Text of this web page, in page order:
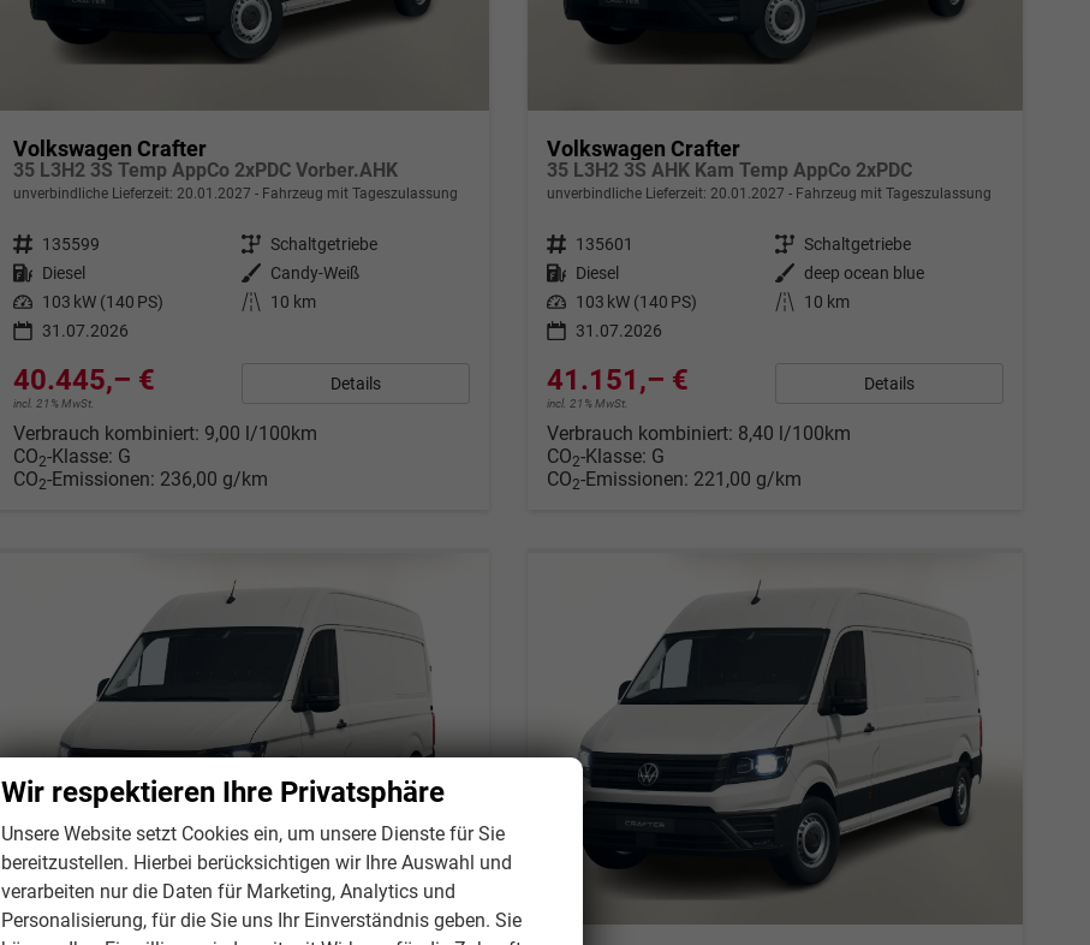
Volkswagen Crafter
35 L3H2 3S Temp AppCo 2xPDC Vorber.AHK
unverbindliche Lieferzeit: 20.01.2027 Fahrzeug mit Tageszulassung
Fahrzeugnr. 135599 Getriebe Schaltgetriebe
Kraftstoff Diesel Außenfarbe
Candy-Weiß
Leistung 103 kW (140 PS) Kilometerstand
10 km
31.07.2026
40.445,– €
incl. 21% MwSt.
Details
Verbrauch kombiniert: 9,00 l/100km
CO2-Klasse: G
CO2-Emissionen: 236,00 g/km
Volkswagen Crafter
35 L3H2 3S AHK Kam Temp AppCo 2xPDC
unverbindliche Lieferzeit: 20.01.2027 Fahrzeug mit Tageszulassung
Fahrzeugnr. 135601 Getriebe Schaltgetriebe
Kraftstoff Diesel Außenfarbe deep ocean blue
Leistung 103 kW (140 PS) Kilometerstand
10 km
31.07.2026
41.151,– €
incl. 21% MwSt.
Details
Verbrauch kombiniert: 8,40 l/100km
CO2-Klasse: G
CO2-Emissionen: 221,00 g/km
Wir respektieren Ihre Privatsphäre
Unsere Website setzt Cookies ein, um unsere Dienste für Sie
bereitzustellen. Hierbei berücksichtigen wir Ihre Auswahl und
verarbeiten nur die Daten für Marketing, Analytics und
Personalisierung, für die Sie uns Ihr Einverständnis geben. Sie